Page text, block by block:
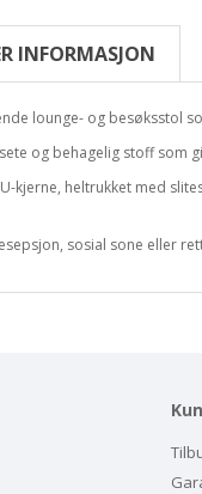
INFORMASJON
lounge- og besøksstol
og behagelig stoff som
kjerne, heltrukket med
sosial sone eller